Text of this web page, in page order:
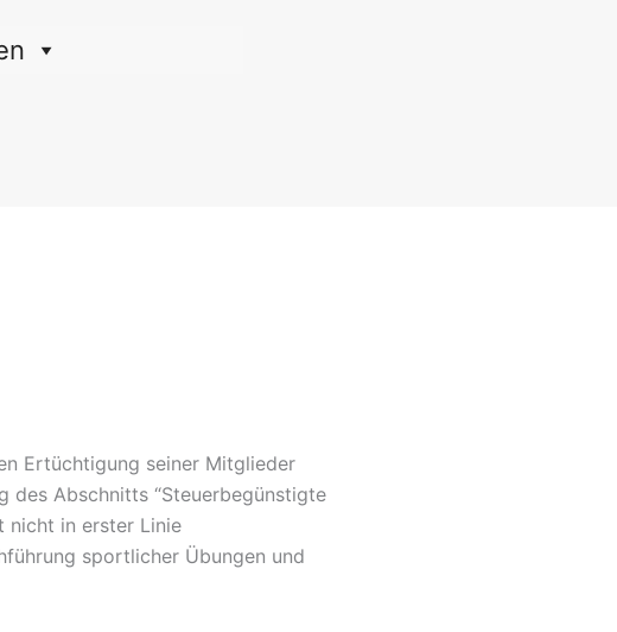
Ertüchtigung seiner Mitglieder
des Abschnitts “Steuerbegünstigte
nicht in erster Linie
sportlicher Übungen und